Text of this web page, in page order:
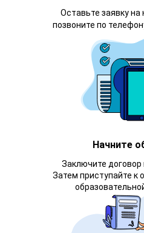
Оставьте заявку
позвоните по
Начните
Заключите договор
Затем приступайте к